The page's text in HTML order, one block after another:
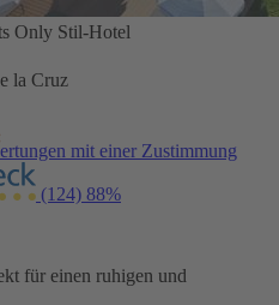
Only Stil-Hotel
la Cruz
mit einer Zustimmung
(124) 88%
für einen ruhigen und